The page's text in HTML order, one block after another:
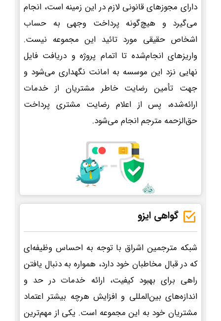
دارای مجوزهای قانونی لازم در این زمینه است، انجام
می‌گیرد و هیچ‌گونه پرداخت وجهی به حساب
اشخاص حقیقی مورد تائید این مجموعه نیست.
واریزهای انجام‌شده تا اتمام پروژه و دریافت فایل
نهایی نزد این موسسه به امانت نگهداری می‌شود و
جهت تأمین رضایت خاطر مشتریان از خدمات
ارائه‌شده، پس از اعلام رضایت مشتری پرداخت
حق‌الزحمه مترجم انجام می‌شود.
گواهی ایزو
شبکه مترجمین اشراق با توجه به احساس وظیفه‌ای
که در قبال مخاطبان خود دارد، همواره به دنبال یافتن
راهی برای بهبود کیفیت، ارائه خدمات در حد و
اندازه‌های بین‌المللی و افزایش هرچه بیشتر اعتماد
مشتریان خود به این مجموعه است. یکی از مهم‌ترین